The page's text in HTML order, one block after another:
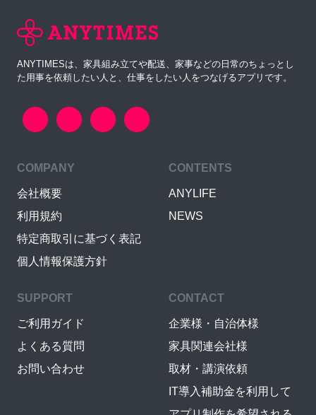
ANYTIMESは、家具組み立てや配送、家事などの日常のちょっとし
た用事を依頼したい人と、仕事をしたい人をつなげるアプリです。
COMPANY
会社概要
利用規約
特定商取引に基づく表記
個人情報保護方針
CONTENTS
ANYLIFE
NEWS
SUPPORT
ご利用ガイド
よくある質問
お問い合わせ
CONTACT
企業様・自治体様
家具関連会社様
取材・講演依頼
IT導入補助金を利用して